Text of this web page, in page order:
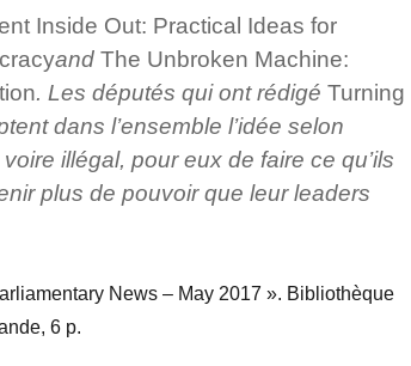
Inside Out: Practical Ideas for
and The Unbroken Machine:
. Les députés qui ont rédigé Turning
dans l’ensemble l’idée selon
illégal, pour eux de faire ce qu’ils
plus de pouvoir que leur leaders
News – May 2017 ». Bibliothèque
6 p.